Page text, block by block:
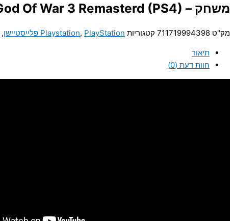
משחק – God Of War 3 Remasterd (PS4)
מק"ט 711719994398 קטגוריות Playstation, PlayStation פלייסטיישן ,
תיאור
חוות דעת (0)